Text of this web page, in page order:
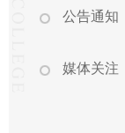
公告通知
媒体关注